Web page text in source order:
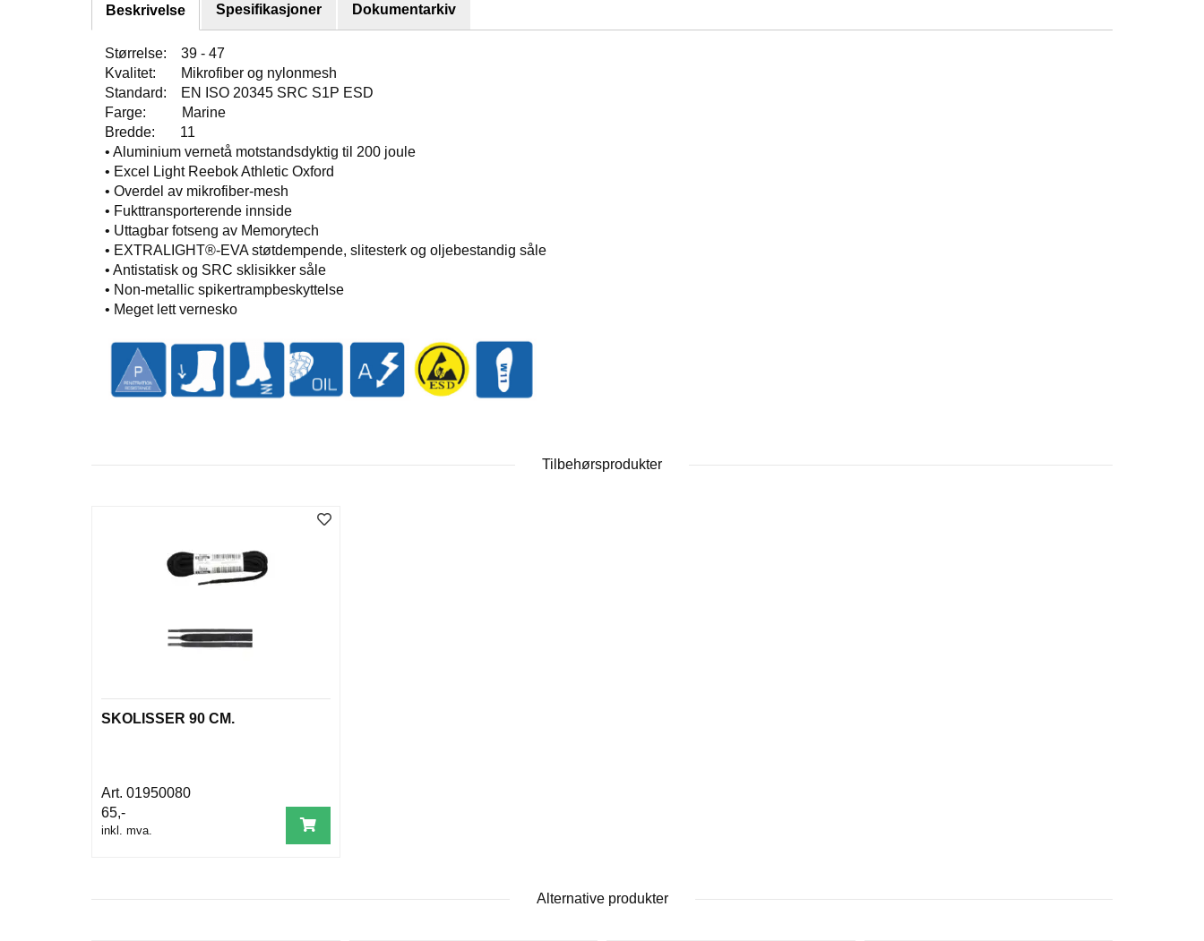
Beskrivelse Spesifikasjoner Dokumentarkiv
Størrelse: 39 - 47
Kvalitet: Mikrofiber og nylonmesh
Standard: EN ISO 20345 SRC S1P ESD
Farge: Marine
Bredde: 11
• Aluminium vernetå motstandsdyktig til 200 joule
• Excel Light Reebok Athletic Oxford
• Overdel av mikrofiber-mesh
• Fukttransporterende innside
• Uttagbar fotseng av Memorytech
• EXTRALIGHT®-EVA støtdempende, slitesterk og oljebestandig såle
• Antistatisk og SRC sklisikker såle
• Non-metallic spikertrampbeskyttelse
• Meget lett vernesko
Tilbehørsprodukter
SKOLISSER 90 CM.
01950080
65,-
inkl. mva.
Alternative produkter